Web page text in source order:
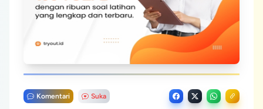
Komentari Suka